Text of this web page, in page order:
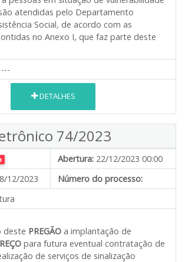
atendidas pelo Departamento
Social, de acordo com as
no Anexo I, que faz parte deste
---
DETALHES
74/2023
Abertura: 22/12/2023 00:00
12/2023
Número do processo:
deste PREGÃO a implantação de
para futura eventual contratação de
de serviços de sinalização